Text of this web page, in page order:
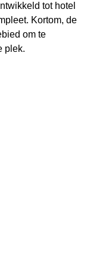
tot hotel
Kortom, de
om te
plek.